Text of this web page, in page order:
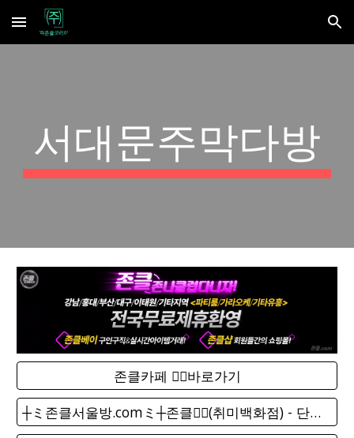
Skip to main content Skip to navigation
서대문주막다방
존클카페 ❤️‍🔥바로가기
┼ミ존클서울방.comミ┼존클❤️‍🔥(취미백화점) - 단톡방